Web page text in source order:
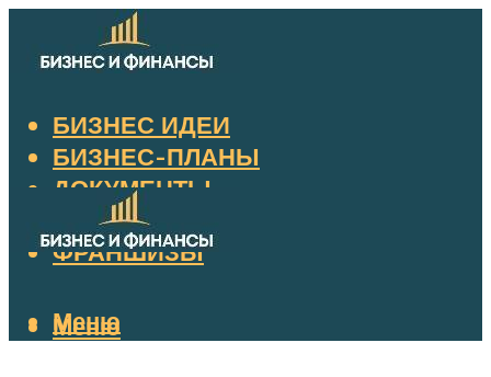
БИЗНЕС ИДЕИ
БИЗНЕС-ПЛАНЫ
ДОКУМЕНТЫ
НАЛОГИ
ФРАНШИЗЫ
Меню
Меню